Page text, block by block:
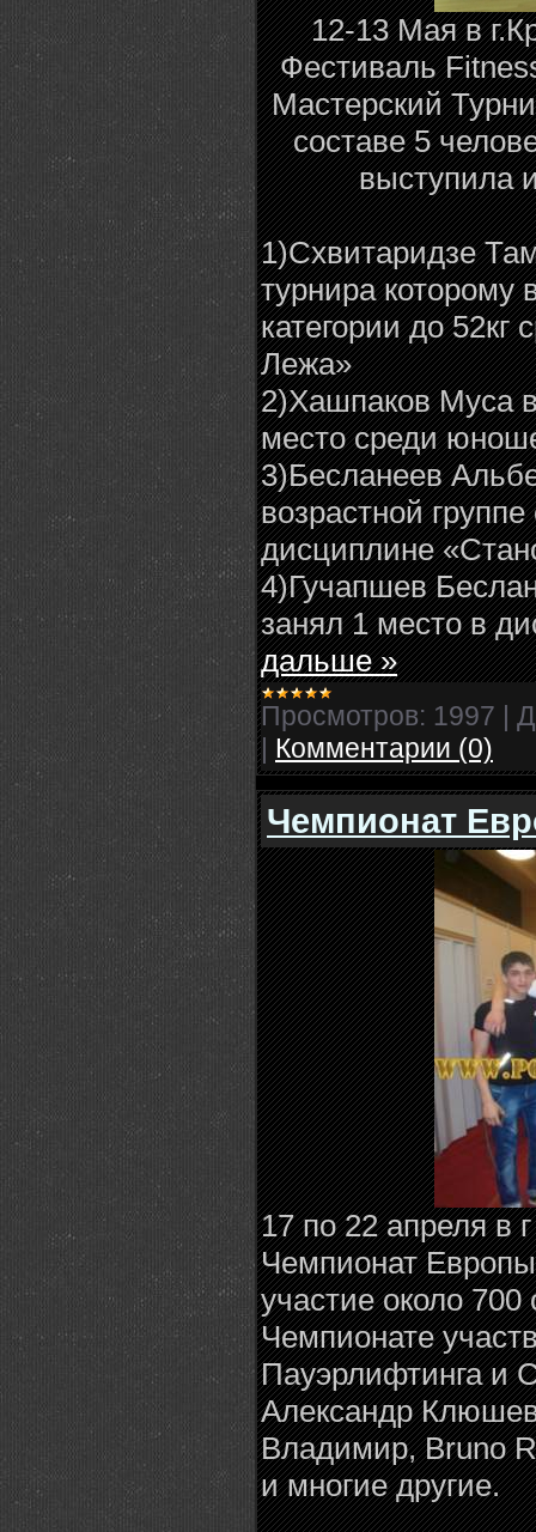
12-13 Мая в
Фестиваль
Мастерский
составе 5
выступила
1)Схвитаридзе
турнира которому
категории до
Лежа»
2)Хашпаков Муса в
место среди
3)Бесланеев
возрастной
дисциплине
4)Гучапшев
занял 1 место в
дальше »
Просмотров: 1997 |
| Комментарии (0)
Чемпионат
17 по 22 апреля в
Чемпионат
участие около
Чемпионате
Пауэрлифтинга и
Александр
Владимир, Bruno
и многие другие.